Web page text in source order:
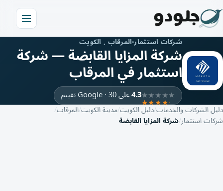
شركات استثمارالمرقاب , الكويت
شركة المزايا القابضة — شركة
استثمار في المرقاب
4.3على Google · 30 تقييم
دليل الشركات والخدماتدليل الكويتمدينة الكويتالمرقاب
شركات استثمارشركة المزايا القابضة